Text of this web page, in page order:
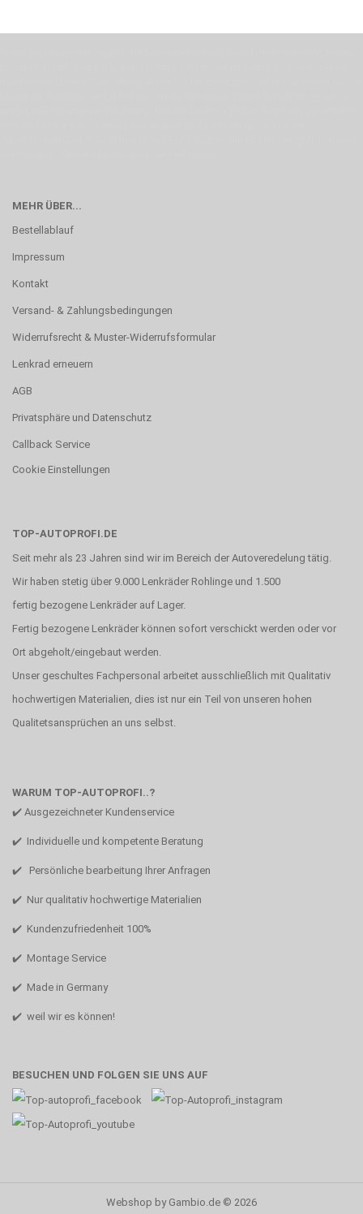
MEHR ÜBER...
Bestellablauf
Impressum
Kontakt
Versand- & Zahlungsbedingungen
Widerrufsrecht & Muster-Widerrufsformular
Lenkrad erneuern
AGB
Privatsphäre und Datenschutz
Callback Service
Cookie Einstellungen
TOP-AUTOPROFI.DE
Seit mehr als 23 Jahren sind wir im Bereich der Autoveredelung tätig.
Wir haben stetig über 9.000 Lenkräder Rohlinge und 1.500
fertig bezogene Lenkräder auf Lager.
Fertig bezogene Lenkräder können sofort verschickt werden oder vor
Ort abgeholt/eingebaut werden.
Unser geschultes Fachpersonal arbeitet ausschließlich mit Qualitativ
hochwertigen Materialien, dies ist nur ein Teil von unseren hohen
Qualitetsansprüchen an uns selbst.
WARUM TOP-AUTOPROFI..?
✔️ Ausgezeichneter Kundenservice
✔️ Individuelle und kompetente Beratung
✔️ Persönliche bearbeitung Ihrer Anfragen
✔️ Nur qualitativ hochwertige Materialien
✔️ Kundenzufriedenheit 100%
✔️ Montage Service
✔️ Made in Germany
✔️ weil wir es können!
BESUCHEN UND FOLGEN SIE UNS AUF
Webshop by Gambio.de © 2026